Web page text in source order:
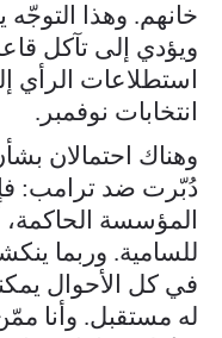
خانهم. وهذا التوجّه
ويؤدي إلى تآكل
استطلاعات الرأي
انتخابات نوفمبر.
وهناك احتمالان
دُبّرت ضد ترامب:
المؤسسة الحاكمة،
للسامية. وربما
في كل الأحوال
له مستقبل. وأنا